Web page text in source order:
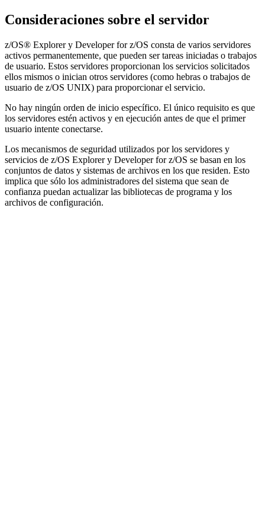
Consideraciones sobre el servidor
z/OS® Explorer y Developer for z/OS consta de varios servidores
activos permanentemente, que pueden ser tareas iniciadas o trabajos
de usuario. Estos servidores proporcionan los servicios solicitados
ellos mismos o inician otros servidores (como hebras o trabajos de
usuario de z/OS UNIX) para proporcionar el servicio.
No hay ningún orden de inicio específico. El único requisito es que
los servidores estén activos y en ejecución antes de que el primer
usuario intente conectarse.
Los mecanismos de seguridad utilizados por los servidores y
servicios de z/OS Explorer y Developer for z/OS se basan en los
conjuntos de datos y sistemas de archivos en los que residen. Esto
implica que sólo los administradores del sistema que sean de
confianza puedan actualizar las bibliotecas de programa y los
archivos de configuración.